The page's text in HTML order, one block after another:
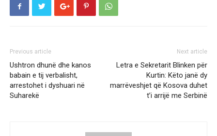
Previous article
Ushtron dhunë dhe kanos
babain e tij verbalisht,
arrestohet i dyshuari në
Suharekë
Next article
Letra e Sekretarit Blinken për
Kurtin: Këto janë dy
marrëveshjet që Kosova duhet
t’i arrijë me Serbinë